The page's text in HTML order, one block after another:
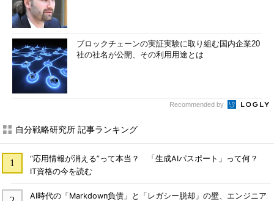
ブロックチェーンの実証実験に取り組む国内企業20
社の社名が公開、その利用用途とは
Recommended by
自分戦略研究所 記事ランキング
“応用情報が消える”って本当？ 「生成AIパスポート」って何？
IT資格の今を読む
AI時代の「Markdown負債」と「レガシー脱却」の壁、エンジニア